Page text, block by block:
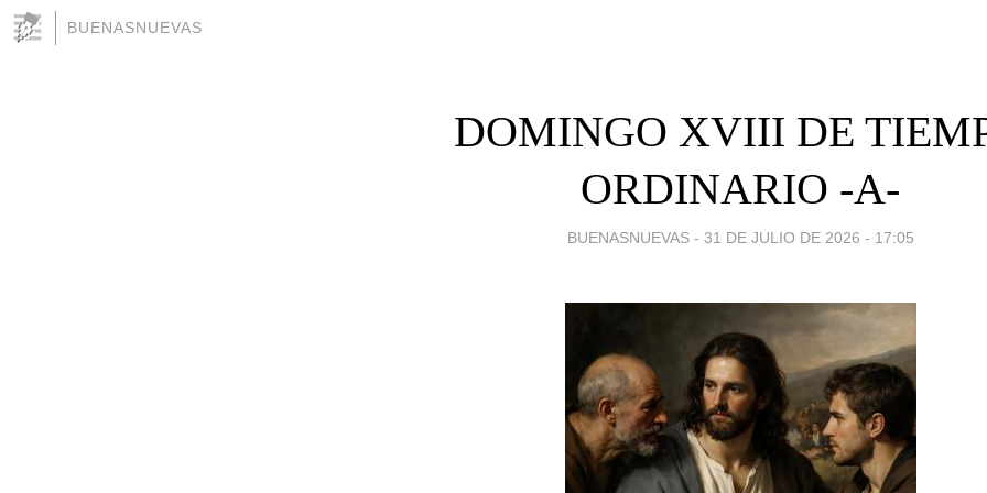
BUENASNUEVAS
DOMINGO XVIII DE
ORDINARIO -A-
BUENASNUEVAS - 31 DE JULIO DE 2026 - 17:05